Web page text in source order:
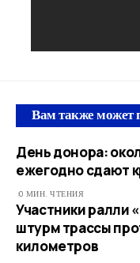
Вам также может
День донора:
ежегодно сдают
0 МИН. ЧТЕНИЯ
Участники ралли
штурм трассы
километров